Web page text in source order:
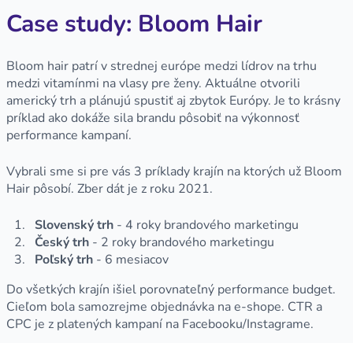
Case study: Bloom Hair
Bloom hair patrí v strednej európe medzi lídrov na trhu
medzi vitamínmi na vlasy pre ženy. Aktuálne otvorili
americký trh a plánujú spustiť aj zbytok Európy. Je to krásny
príklad ako dokáže sila brandu pôsobiť na výkonnosť
performance kampaní.
Vybrali sme si pre vás 3 príklady krajín na ktorých už Bloom
Hair pôsobí. Zber dát je z roku 2021.
Slovenský trh - 4 roky brandového marketingu
Český trh - 2 roky brandového marketingu
Poľský trh - 6 mesiacov
Do všetkých krajín išiel porovnateľný performance budget.
Cieľom bola samozrejme objednávka na e-shope. CTR a
CPC je z platených kampaní na Facebooku/Instagrame.